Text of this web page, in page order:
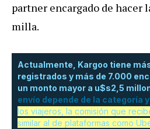
partner encargado de hacer
milla.
Actualmente, Kargoo tiene
registrados y más de 7.000
un monto mayor a u$s2,5
envío depende de la categoría
los viajeros, la comisión que
similar al de plataformas como